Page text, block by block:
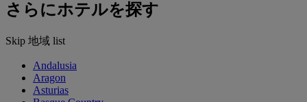
さらにホテルを探す
Skip 地域 list
Andalusia
Aragon
Asturias